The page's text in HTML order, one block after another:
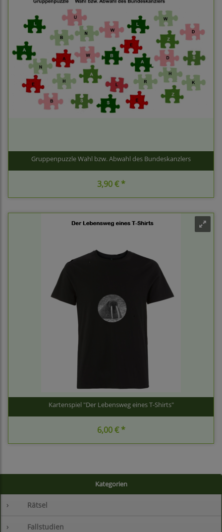
Kategorien
› Rätsel
› Fallstudien
Gruppenpuzzle Wahl bzw. Abwahl des Bundeskanzlers
3,90 € *
Kartenspiel "Der Lebensweg eines T-Shirts"
6,00 € *